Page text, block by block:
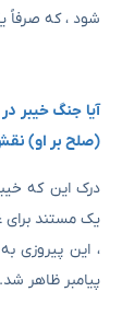
شود ، که صرفاً
آیا جنگ خیبر
(صلح بر او)
درک این که
یک مستند برای
، این پیروزی
پیامبر ظاهر شد.